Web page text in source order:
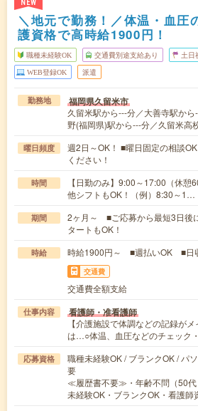
NEW
＼地元で勤務！／体温・血圧
護資格で高時給1900円！
職種未経験OK 交通費別途支給あり 土日
WEB登録OK 派遣
勤務地 福岡県久留米市
久留米駅から---分／大善寺駅か
野(福岡県)駅から---分／久留米高
曜日頻度
週2日～OK！ ■曜日固定の相談
ください！
時間
【日勤のみ】9:00～17:00（休
他シフトもOK！（例）8:30～1…
期間
2ヶ月～ ■ご応募から最短3日後
タートもOK！
時給 時給1900円～ ■週払いOK ■日
交通費
交通費全額支給
仕事内容 看護師・准看護師
【介護施設で体調などの記録が
は…○体温、血圧などのチェック
応募資格
職種未経験OK / ブランクOK / パ
要
≪履歴書不要≫・年齢不問（50代
未経験OK・ブランクOK・看護